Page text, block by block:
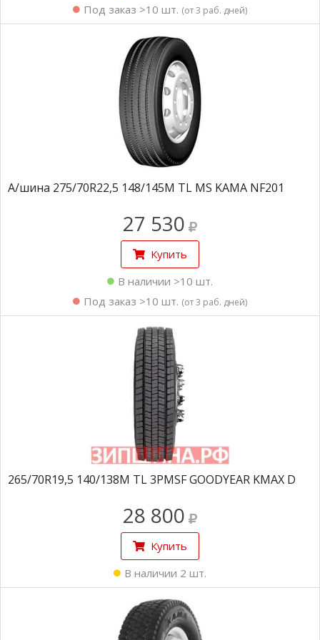
Под заказ >10 шт. (от 3 раб. дней)
А/шина 275/70R22,5 148/145M TL MS KAMA NF201
27 530
Купить
В наличии >10 шт.
Под заказ >10 шт. (от 3 раб. дней)
265/70R19,5 140/138M TL 3PMSF GOODYEAR KMAX D
28 800
Купить
В наличии 2 шт.